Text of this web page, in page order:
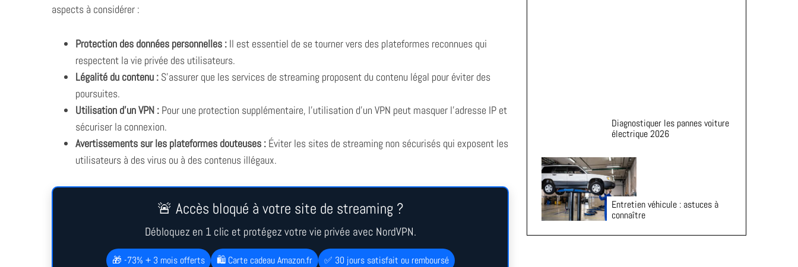
aspects à considérer :
Protection des données personnelles : Il est essentiel de se tourner vers des plateformes reconnues qui
respectent la vie privée des utilisateurs.
Légalité du contenu : S’assurer que les services de streaming proposent du contenu légal pour éviter des
poursuites.
Utilisation d’un VPN : Pour une protection supplémentaire, l’utilisation d’un VPN peut masquer l’adresse IP et
sécuriser la connexion.
Avertissements sur les plateformes douteuses : Éviter les sites de streaming non sécurisés qui exposent les
utilisateurs à des virus ou à des contenus illégaux.
🚨 Accès bloqué à votre site de streaming ?
Débloquez en 1 clic et protégez votre vie privée avec NordVPN.
🎁 -73% + 3 mois offerts 🛍️ Carte cadeau Amazon.fr ✅ 30 jours satisfait ou remboursé
Diagnostiquer les pannes voiture
électrique 2026
Entretien véhicule : astuces à
connaître